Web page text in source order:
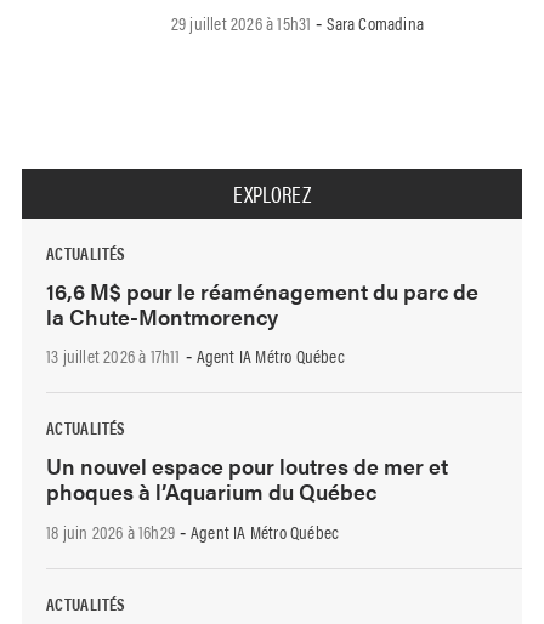
29 juillet 2026 à 15h31 -Sara Comadina
EXPLOREZ
ACTUALITÉS
16,6 M$ pour le réaménagement du parc de
la Chute-Montmorency
13 juillet 2026 à 17h11 - Agent IA Métro Québec
ACTUALITÉS
Un nouvel espace pour loutres de mer et
phoques à l’Aquarium du Québec
18 juin 2026 à 16h29 - Agent IA Métro Québec
ACTUALITÉS